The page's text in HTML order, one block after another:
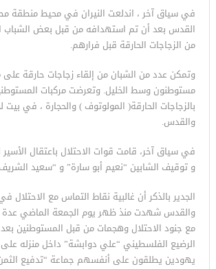
في سياق آخر ، اندلعت النيران في محيط منطقة
القدس بعد أن تم استهدافه من قبل بعض الشباب
من الزجاجات الحارقة قبل فرارهم.
وتمكن عدد من الشبان من إلقاء زجاجات حارقة على
مستوطنون وسط الخليل. وتعرضت مركبات
بالزجاجات الحارقة( المولوتوف ) والحجارة ، في
والقدس.
في سياق آخر، قامت قوات الاحتلال باعتقال الأسير
و توقيف الشابين “نعيم أبو سارة” و “سعيد
الجدير بالذكر أن غالبية نقاط التماس مع الاحتلال
والقدس شهدت منذ ظهر يوم الجمعة الماضي عدة
مع جنود الاحتلال وهجمات من قبل المستوطنين
الرضيع الفلسطيني “علي دوابشة” داخل منزله
يهودين يطلقون على أنفسهم جماعة “تدفيع